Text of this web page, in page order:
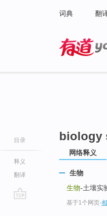
词典 翻
目录
释义
翻译
biology
网络释义
生物
生物-土壤实
基于1个网页-